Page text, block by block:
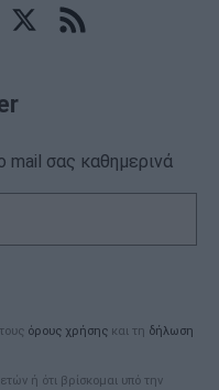
mail σας καθημερινά
όρους χρήσης και τη δήλωση
ή ότι βρίσκομαι υπό την